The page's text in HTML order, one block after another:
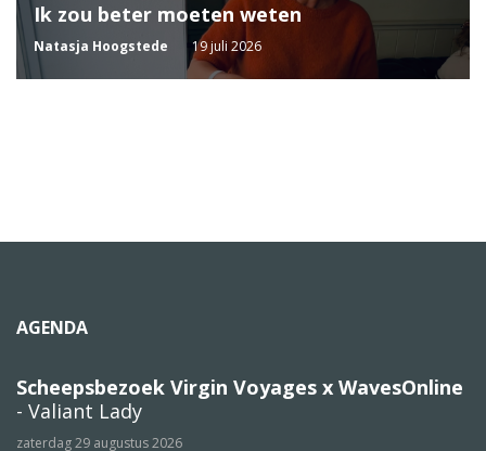
Ik zou beter moeten weten
Natasja Hoogstede 19 juli 2026
AGENDA
Scheepsbezoek Virgin Voyages x WavesOnline
- Valiant Lady
zaterdag 29 augustus 2026